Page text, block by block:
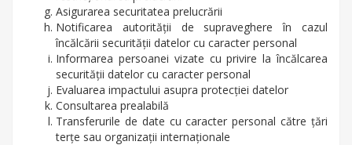
Asigurarea securitatea prelucrării
Notificarea autorităţii de supraveghere în cazul
încălcării securităţii datelor cu caracter personal
Informarea persoanei vizate cu privire la încălcarea
securităţii datelor cu caracter personal
Evaluarea impactului asupra protecţiei datelor
Consultarea prealabilă
Transferurile de date cu caracter personal către ţări
terţe sau organizaţii internaţionale